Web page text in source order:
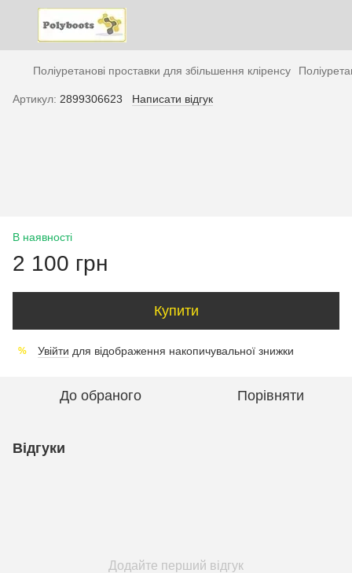
Поліуретанові проставки для збільшення кліренсу
Артикул: 2899306623 Написати відгук
В наявності
2 100 грн
Купити
% Увійти для відображення накопичувальної знижки
До обраного Порівняти
Відгуки
Додайте перший відгук